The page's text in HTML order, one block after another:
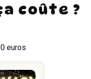
coûte ?
euros